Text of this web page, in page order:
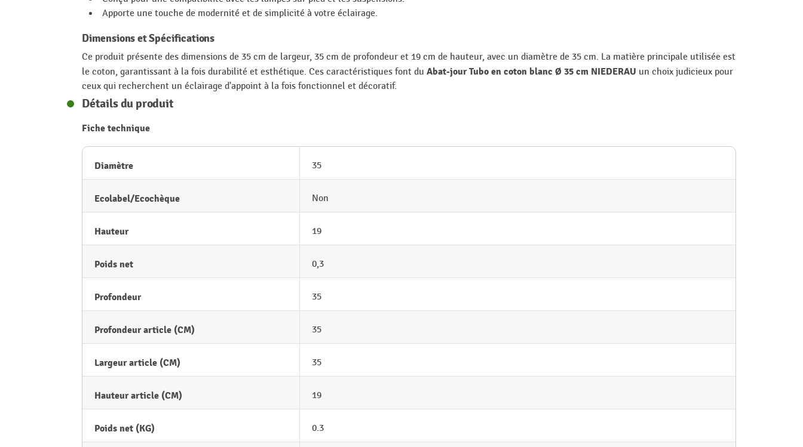
Apporte une touche de modernité et de simplicité à votre éclairage.
Dimensions et Spécifications
Ce produit présente des dimensions de 35 cm de largeur, 35 cm de profondeur et 19 cm de hauteur, avec un diamètre de 35 cm. La matière principale utilisée est
le coton, garantissant à la fois durabilité et esthétique. Ces caractéristiques font du Abat-jour Tubo en coton blanc Ø 35 cm NIEDERAU un choix judicieux pour
ceux qui recherchent un éclairage d'appoint à la fois fonctionnel et décoratif.
Détails du produit
Fiche technique
Diamètre 35
Ecolabel/Ecochèque Non
Hauteur 19
Poids net 0,3
Profondeur 35
Profondeur article (CM) 35
Largeur article (CM) 35
Hauteur article (CM) 19
Poids net (KG) 0.3